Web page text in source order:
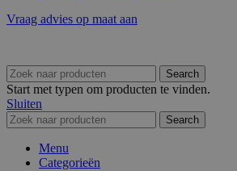
Vraag advies op maat aan
Search
Start met typen om producten te vinden.
Sluiten
Search
Menu
Categorieën